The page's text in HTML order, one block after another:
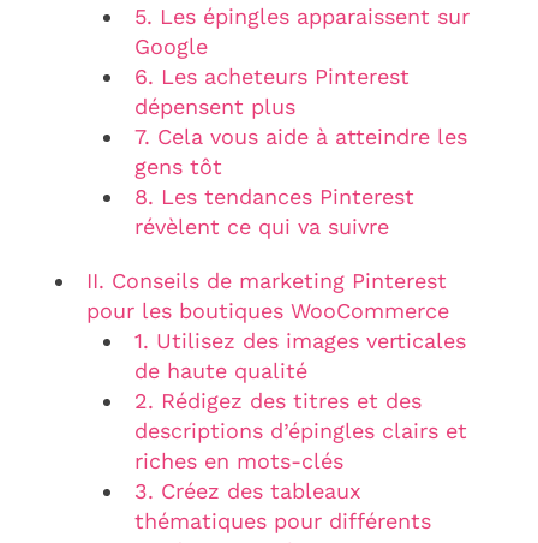
5. Les épingles apparaissent sur
Google
6. Les acheteurs Pinterest
dépensent plus
7. Cela vous aide à atteindre les
gens tôt
8. Les tendances Pinterest
révèlent ce qui va suivre
II. Conseils de marketing Pinterest
pour les boutiques WooCommerce
1. Utilisez des images verticales
de haute qualité
2. Rédigez des titres et des
descriptions d’épingles clairs et
riches en mots-clés
3. Créez des tableaux
thématiques pour différents